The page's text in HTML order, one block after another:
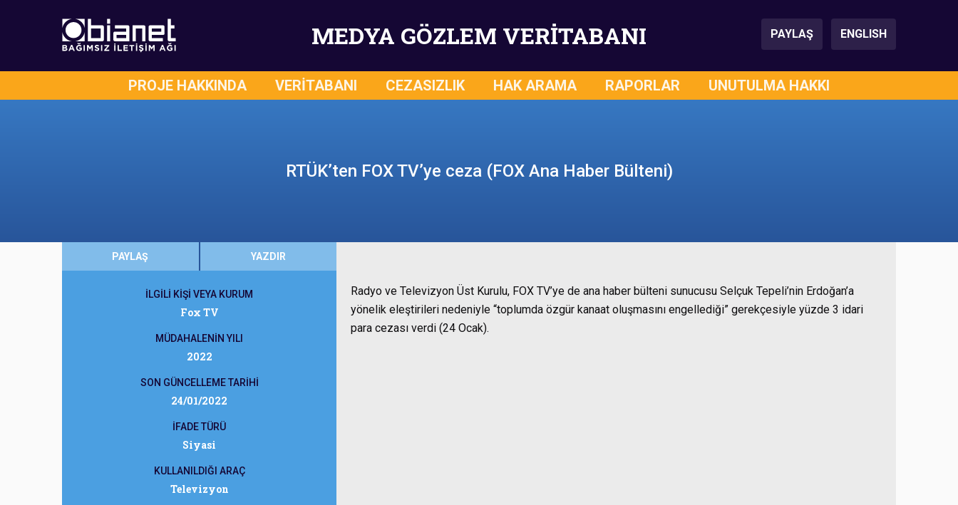
MEDYA GÖZLEM VERİTABANI PAYLAŞ ENGLISH
PROJE HAKKINDA VERİTABANI CEZASIZLIK HAK ARAMA RAPORLAR UNUTULMA HAKKI
RTÜK’ten FOX TV’ye ceza (FOX Ana Haber Bülteni)
PAYLAŞ YAZDIR
İLGİLİ KİŞİ VEYA KURUM
Fox TV
MÜDAHALENİN YILI
2022
SON GÜNCELLEME TARİHİ
24/01/2022
İFADE TÜRÜ
Siyasi
KULLANILDIĞI ARAÇ
Televizyon
Radyo ve Televizyon Üst Kurulu, FOX TV’ye de ana haber bülteni sunucusu Selçuk Tepeli’nin Erdoğan’a
yönelik eleştirileri nedeniyle “toplumda özgür kanaat oluşmasını engellediği” gerekçesiyle yüzde 3 idari
para cezası verdi (24 Ocak).